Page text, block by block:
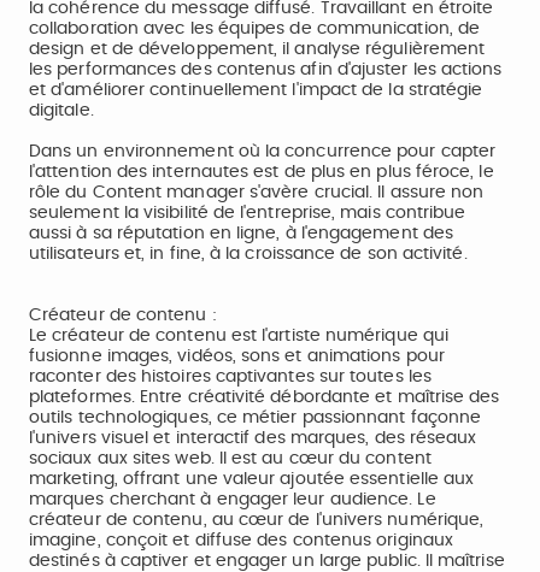
la cohérence du message diffusé. Travaillant en étroite
collaboration avec les équipes de communication, de
design et de développement, il analyse régulièrement
les performances des contenus afin d'ajuster les actions
et d'améliorer continuellement l'impact de la stratégie
digitale.
Dans un environnement où la concurrence pour capter
l'attention des internautes est de plus en plus féroce, le
rôle du Content manager s'avère crucial. Il assure non
seulement la visibilité de l'entreprise, mais contribue
aussi à sa réputation en ligne, à l'engagement des
utilisateurs et, in fine, à la croissance de son activité.
Créateur de contenu :
Le créateur de contenu est l'artiste numérique qui
fusionne images, vidéos, sons et animations pour
raconter des histoires captivantes sur toutes les
plateformes. Entre créativité débordante et maîtrise des
outils technologiques, ce métier passionnant façonne
l'univers visuel et interactif des marques, des réseaux
sociaux aux sites web. Il est au cœur du content
marketing, offrant une valeur ajoutée essentielle aux
marques cherchant à engager leur audience. Le
créateur de contenu, au cœur de l'univers numérique,
imagine, conçoit et diffuse des contenus originaux
destinés à captiver et engager un large public. Il maîtrise